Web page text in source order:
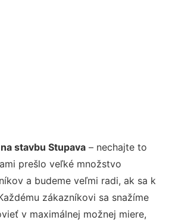
stavbu Stupava – nechajte to
prešlo veľké množstvo
a budeme veľmi radi, ak sa k
zákazníkovi sa snažíme
v maximálnej možnej miere,